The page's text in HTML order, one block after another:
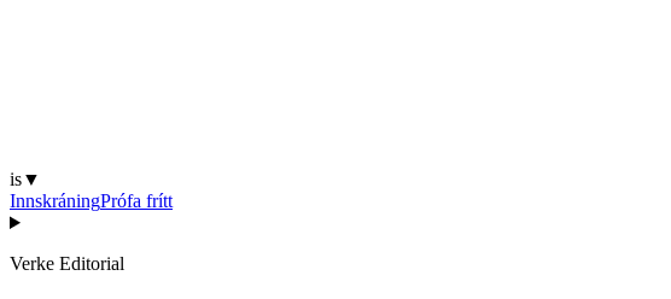
is▼
InnskráningPrófa frítt
Verke Editorial